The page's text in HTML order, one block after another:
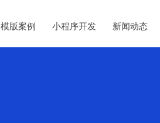
模版案例 小程序开发 新闻动态